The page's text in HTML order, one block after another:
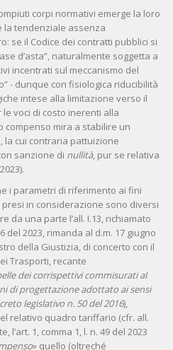
corpi normativi emerge la loro
la tendenziale assenza
se il Codice dei contratti pubblici si
d’asta”, naturalmente soggetta a
incentrati sul meccanismo del
- dunque con fisiologica riducibilità
intese alla limitazione verso il
voci di costo inerenti alla
compenso mira a stabilire un
la cui contraria pattuizione
sanzione di nullità, pur se relativa
i parametri di riferimento ai fini
in considerazione sono diversi
da una parte l’all. I.13, richiamato
del 2023, rimanda al d.m. 17 giugno
della Giustizia, di concerto con il
Trasporti, recante
dei corrispettivi commisurati al
di progettazione adottato ai sensi
legislativo n. 50 del 2016),
relativo quadro tariffario (cfr. all.
l’art. 1, comma 1, l. n. 49 del 2023
» quello (oltreché